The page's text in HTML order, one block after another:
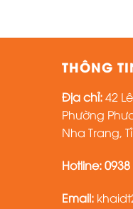
THÔNG
Địa chỉ:42
Phường
Nha Trang,
Hotline:0938
Email: